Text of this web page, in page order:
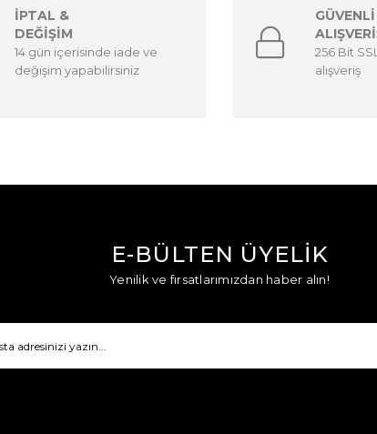
İPTAL &
DEĞİŞİM
14 gün içerisinde iade ve
değişim yapabilirsiniz
GÜVENLİ
256 Bit
alışveriş
E-BÜLTEN ÜYELİK
Yenilik ve fırsatlarımızdan haber alın!